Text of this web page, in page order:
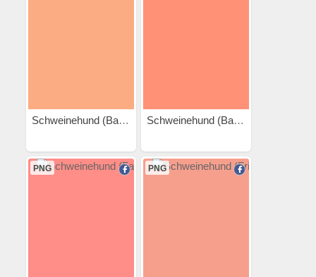
Schweinehund (Basketball) Schweinehund (Baumstamm)
PNG PNG